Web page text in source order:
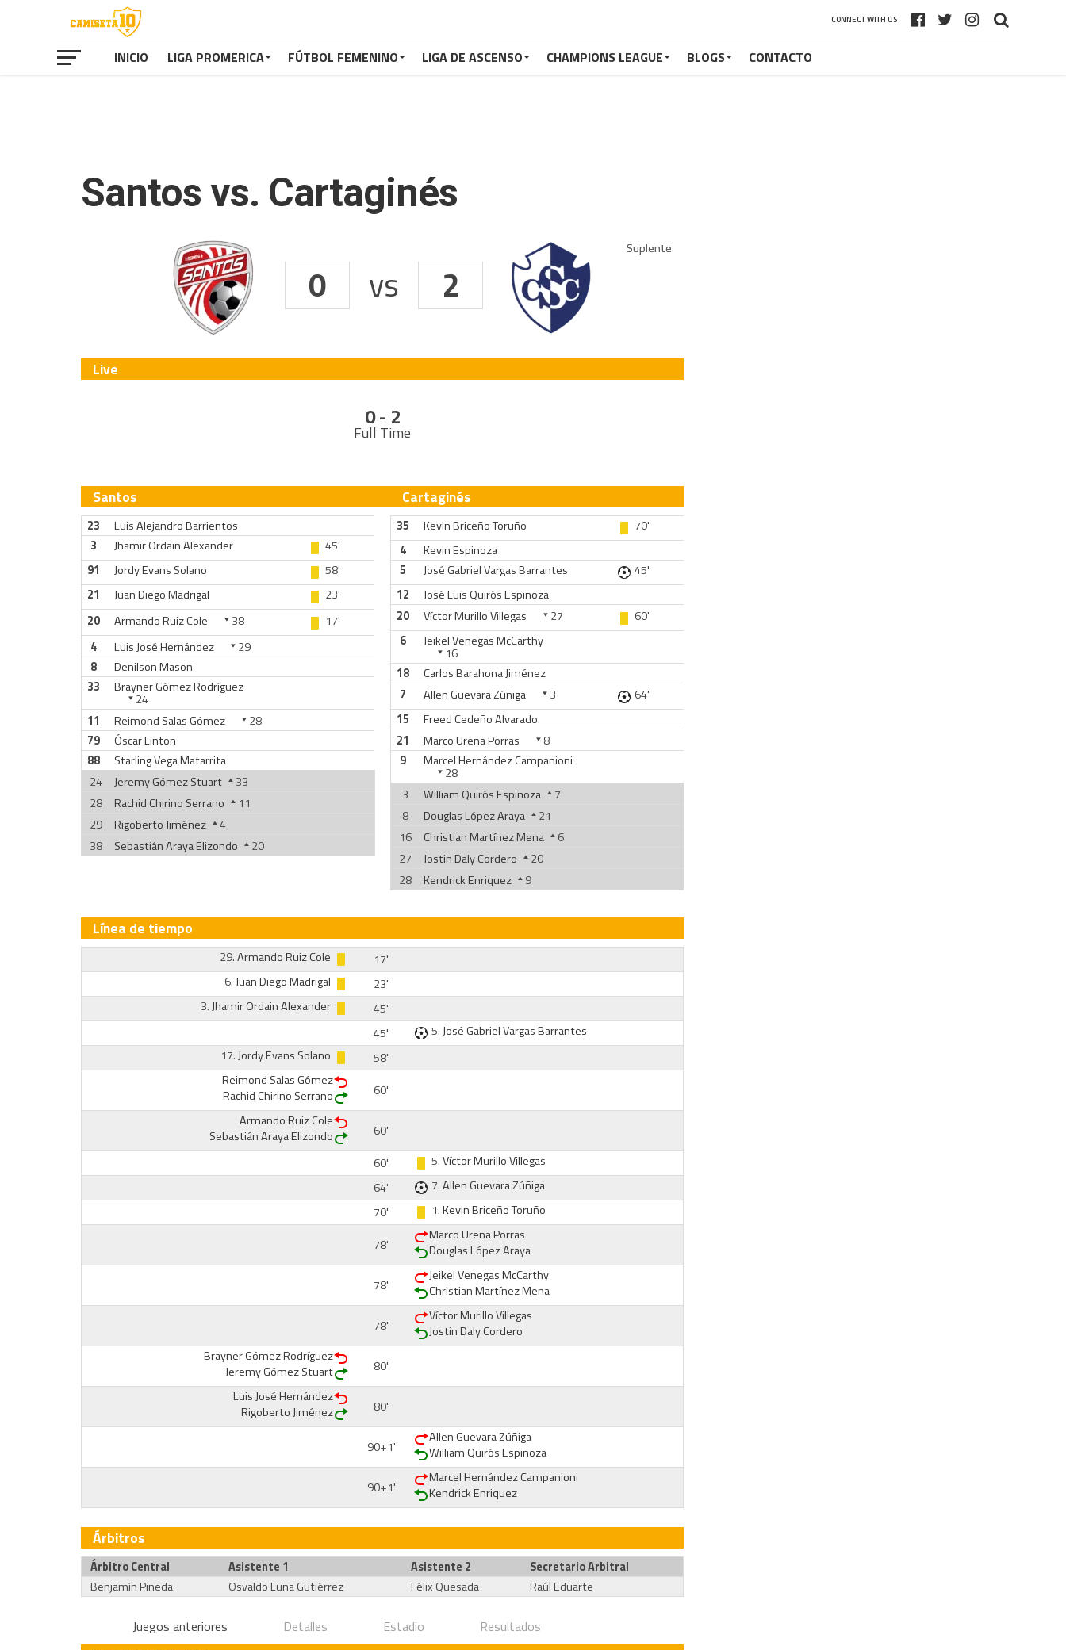
CONNECT WITH US
INICIO LIGA PROMERICA FÚTBOL FEMENINO LIGA DE ASCENSO CHAMPIONS LEAGUE BLOGS CONTACTO
Santos vs. Cartaginés
0 vs 2
Live
0 - 2
Full Time
Santos
23
Luis Alejandro Barrientos
3
Jhamir Ordain Alexander
45'
91
Jordy Evans Solano
58'
21
Juan Diego Madrigal
23'
20
Armando Ruiz Cole 38
17'
4
Luis José Hernández
29
8
Denilson Mason
33
Brayner Gómez Rodríguez
24
11
Reimond Salas Gómez
28
79
Óscar Linton
88
Starling Vega Matarrita
24
Jeremy Gómez Stuart
33
28
Rachid Chirino Serrano
11
29
Rigoberto Jiménez
4
38
Sebastián Araya Elizondo 20
Cartaginés
35 Kevin Briceño Toruño
70'
4
Kevin Espinoza
5
José Gabriel Vargas Barrantes
45'
12
José Luis Quirós Espinoza
20
Víctor Murillo Villegas 27
60'
6
Jeikel Venegas McCarthy
16
18
Carlos Barahona Jiménez
7
Allen Guevara Zúñiga 3
64'
15
Freed Cedeño Alvarado
21
Marco Ureña Porras
8
9
Marcel Hernández Campanioni
28
3
William Quirós Espinoza
7
8
Douglas López Araya
21
16
Christian Martínez Mena
6
27
Jostin Daly Cordero
20
28
Kendrick Enriquez 9
Línea de tiempo
29.Armando Ruiz Cole
17'
6.Juan Diego Madrigal
23'
3.Jhamir Ordain Alexander
45'
45'
5.José Gabriel Vargas Barrantes
17.Jordy Evans Solano
58'
Reimond Salas Gómez
Rachid Chirino Serrano
60'
Armando Ruiz Cole
Sebastián Araya Elizondo
60'
60'
5.Víctor Murillo Villegas
64'
7.Allen Guevara Zúñiga
70'
1.Kevin Briceño Toruño
78'
Marco Ureña Porras
Douglas López Araya
78'
Jeikel Venegas McCarthy
Christian Martínez Mena
78'
Víctor Murillo Villegas
Jostin Daly Cordero
Brayner Gómez Rodríguez
Jeremy Gómez Stuart
80'
Luis José Hernández
Rigoberto Jiménez
80'
90+1'
Allen Guevara Zúñiga
William Quirós Espinoza
90+1'
Marcel Hernández Campanioni
Kendrick Enriquez
Árbitros
Árbitro Central Asistente 1 Asistente 2
Secretario Arbitral
Benjamín Pineda
Osvaldo Luna Gutiérrez Félix Quesada Raúl Eduarte
Juegos anteriores Detalles Estadio Resultados